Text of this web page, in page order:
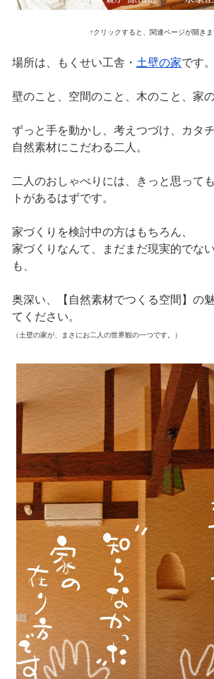
↑クリックすると、関連ページが開きま
場所は、もくせい工舎・ 土壁の家です。
壁のこと、空間のこと、木のこと、家の
ずっと手を動かし、考えつづけ、カタ
自然素材にこだわる二人。
二人のおしゃべりには、きっと思って
トがあるはずです。
家づくりを検討中の方はもちろん、
家づくりなんて、まだまだ現実的でな
も、
奥深い、【自然素材でつくる空間】の
てください。
（土壁の家が、まさにお二人の世界観の一つです。）